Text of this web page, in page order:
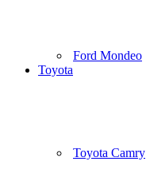
Ford Mondeo
Toyota
Toyota Camry